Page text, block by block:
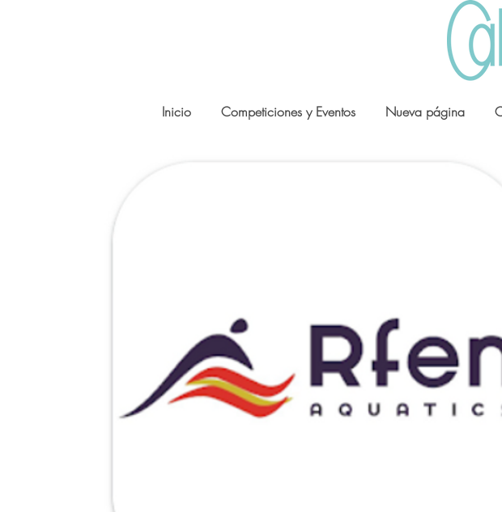
Inicio Competiciones y Eventos Nueva página